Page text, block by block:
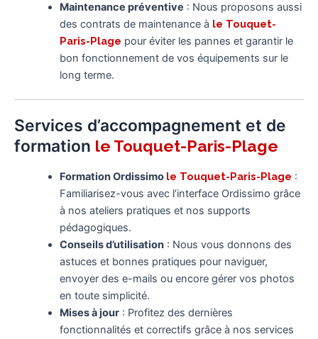
Maintenance préventive : Nous proposons aussi
des contrats de maintenance à le Touquet-
Paris-Plage pour éviter les pannes et garantir le
bon fonctionnement de vos équipements sur le
long terme.
Services d’accompagnement et de
formation le Touquet-Paris-Plage
Formation Ordissimo le Touquet-Paris-Plage :
Familiarisez-vous avec l’interface Ordissimo grâce
à nos ateliers pratiques et nos supports
pédagogiques.
Conseils d’utilisation: Nous vous donnons des
astuces et bonnes pratiques pour naviguer,
envoyer des e-mails ou encore gérer vos photos
en toute simplicité.
Mises à jour: Profitez des dernières
fonctionnalités et correctifs grâce à nos services